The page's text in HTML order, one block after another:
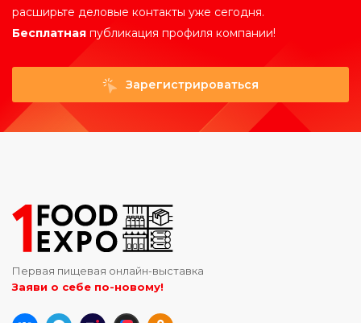
расширьте деловые контакты уже сегодня.
Бесплатная публикация профиля компании!
Зарегистрироваться
Первая пищевая онлайн-выставка
Заяви о себе по-новому!